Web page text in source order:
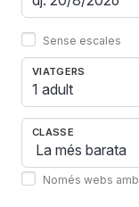
Sense escales
VIATGERS
1 adult
CLASSE
Només webs